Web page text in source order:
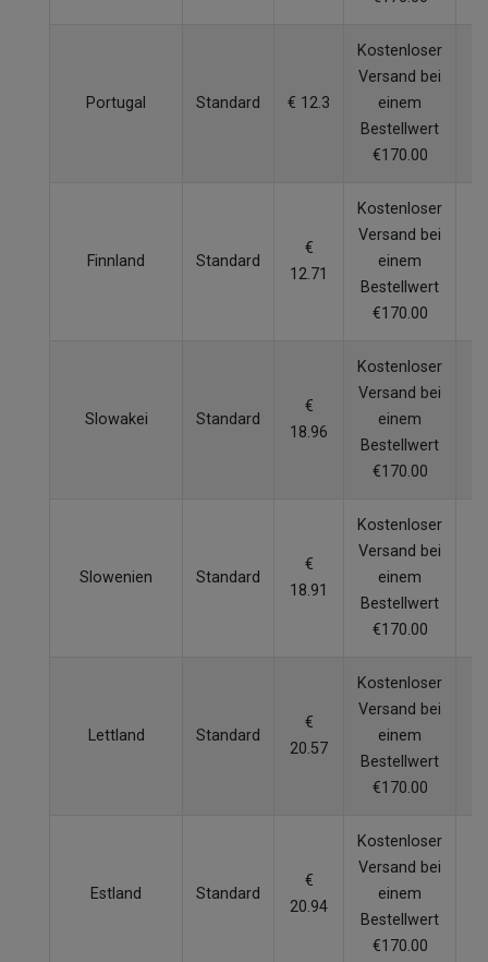
Portugal Standard € 12.3
Kostenloser
Versand bei
einem
Bestellwert
€170.00
Finnland Standard
€
12.71
Kostenloser
Versand bei
einem
Bestellwert
€170.00
Slowakei Standard
€
18.96
Kostenloser
Versand bei
einem
Bestellwert
€170.00
Slowenien Standard
€
18.91
Kostenloser
Versand bei
einem
Bestellwert
€170.00
Lettland Standard
€
20.57
Kostenloser
Versand bei
einem
Bestellwert
€170.00
Estland Standard
€
20.94
Kostenloser
Versand bei
einem
Bestellwert
€170.00